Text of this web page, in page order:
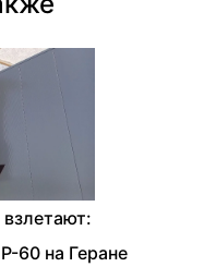
60 на Геране